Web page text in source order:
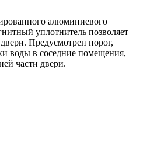
алюминиевого
уплотнитель позволяет
Предусмотрен порог,
воды в соседние помещения,
части двери.